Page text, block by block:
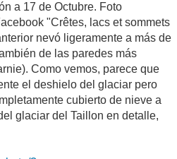
a 17 de Octubre. Foto
"Crêtes, lacs et sommets
nevó ligeramente a más de
de las paredes más
Como vemos, parece que
el deshielo del glaciar pero
cubierto de nieve a
glaciar del Taillon en detalle,